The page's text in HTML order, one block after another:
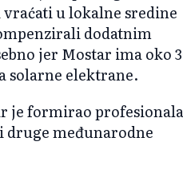
u lokalne sredine
dodatnim
jer Mostar ima oko
solarne elektrane.
je formirao
druge međunarodne